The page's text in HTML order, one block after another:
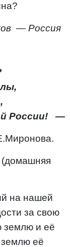
— Россия
России! —
на нашей
за свою
землю и её
её